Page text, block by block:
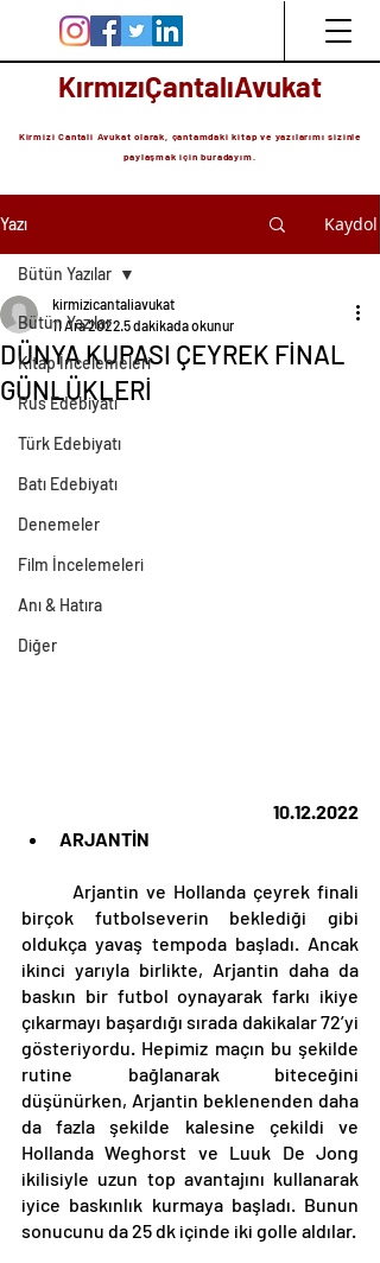
KırmızıÇantalıAvukat
Kirmizi Cantali Avukat olarak, çantamdaki kitap ve yazılarımı sizinle
paylaşmak için buradayım.
Yazı Kaydol
Bütün Yazılar
Kitap İncelemeleri
Rus Edebiyatı
Türk Edebiyatı
Batı Edebiyatı
Denemeler
Film İncelemeleri
Anı & Hatıra
Diğer
Bütün Yazılar
DÜNYA KUPASI ÇEYREK FİNAL
GÜNLÜKLERİ
kirmizicantaliavukat
11 Ara 2022 5 dakikada okunur
10.12.2022
ARJANTİN
birçok futbolseverin beklediği gibi
oldukça yavaş tempoda başladı. Ancak
ikinci yarıyla birlikte, Arjantin daha da
baskın bir futbol oynayarak farkı ikiye
çıkarmayı başardığı sırada dakikalar 72’yi
gösteriyordu. Hepimiz maçın bu şekilde
rutine bağlanarak biteceğini
düşünürken, Arjantin beklenenden daha
da fazla şekilde kalesine çekildi ve
Hollanda Weghorst ve Luuk De Jong
ikilisiyle uzun top avantajını kullanarak
iyice baskınlık kurmaya başladı. Bunun